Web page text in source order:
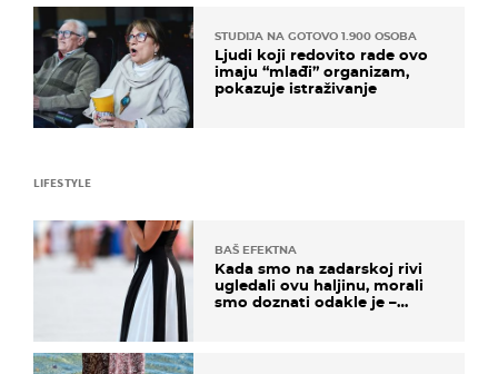
STUDIJA NA GOTOVO 1.900 OSOBA
Ljudi koji redovito rade ovo
imaju “mlađi” organizam,
pokazuje istraživanje
LIFESTYLE
BAŠ EFEKTNA
Kada smo na zadarskoj rivi
ugledali ovu haljinu, morali
smo doznati odakle je –